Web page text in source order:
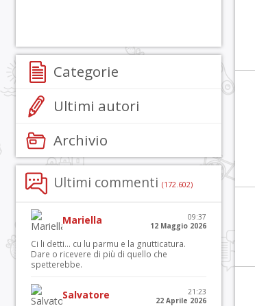
Categorie
Ultimi autori
Archivio
Ultimi commenti (172.602)
Mariella
09:37
12 Maggio 2026
Ci li detti… cu lu parmu e la gnutticatura.
Dare o ricevere di più di quello che
spetterebbe.
Salvatore
21:23
22 Aprile 2026